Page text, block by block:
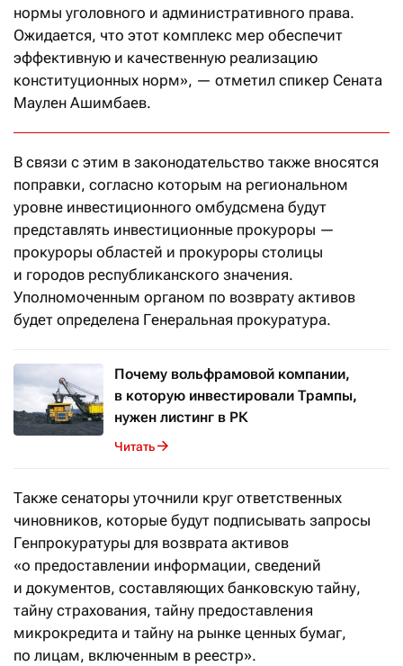
нормы уголовного и административного права.
Ожидается, что этот комплекс мер обеспечит
эффективную и качественную реализацию
конституционных норм», — отметил спикер Сената
Маулен Ашимбаев.
В связи с этим в законодательство также вносятся
поправки, согласно которым на региональном
уровне инвестиционного омбудсмена будут
представлять инвестиционные прокуроры —
прокуроры областей и прокуроры столицы
и городов республиканского значения.
Уполномоченным органом по возврату активов
будет определена Генеральная прокуратура.
Почему вольфрамовой компании,
в которую инвестировали Трампы,
нужен листинг в РК
Читать
Также сенаторы уточнили круг ответственных
чиновников, которые будут подписывать запросы
Генпрокуратуры для возврата активов
«о предоставлении информации, сведений
и документов, составляющих банковскую тайну,
тайну страхования, тайну предоставления
микрокредита и тайну на рынке ценных бумаг,
по лицам, включенным в реестр».